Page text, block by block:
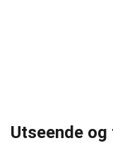
Utseende